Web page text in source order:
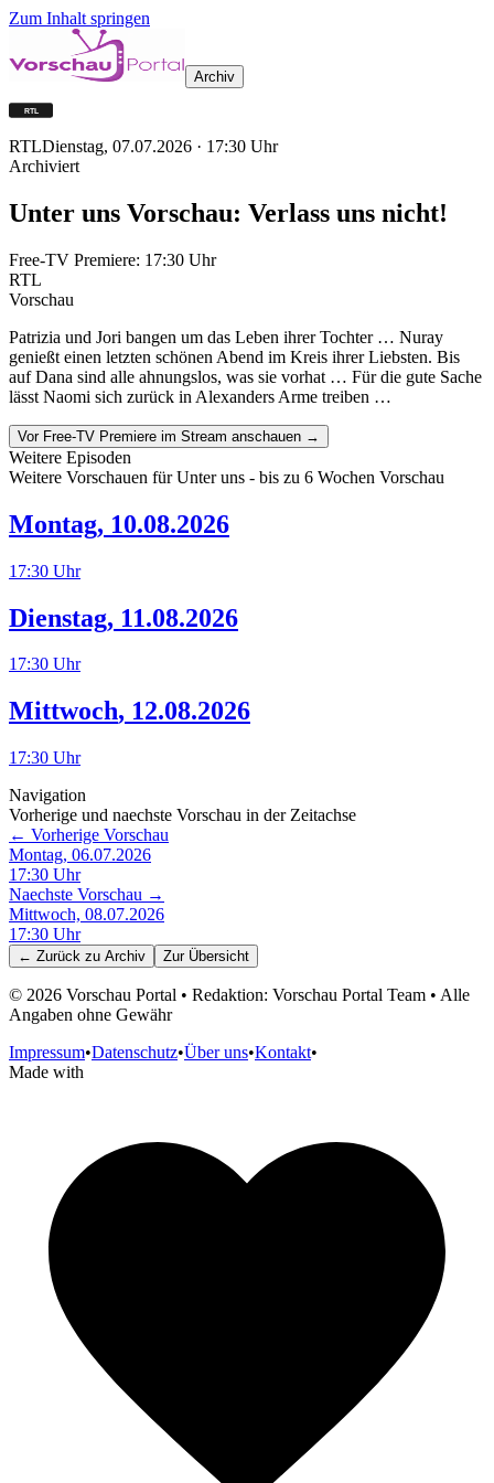
Zum Inhalt springen
Archiv
RTLDienstag, 07.07.2026 · 17:30 Uhr
Archiviert
Unter uns Vorschau: Verlass uns nicht!
Free-TV Premiere: 17:30 Uhr
RTL
Vorschau
Patrizia und Jori bangen um das Leben ihrer Tochter … Nuray
genießt einen letzten schönen Abend im Kreis ihrer Liebsten. Bis
auf Dana sind alle ahnungslos, was sie vorhat … Für die gute Sache
lässt Naomi sich zurück in Alexanders Arme treiben …
Vor Free-TV Premiere im Stream anschauen →
Weitere Episoden
Weitere Vorschauen fürUnter uns - bis zu 6 Wochen Vorschau
Montag, 10.08.2026
17:30 Uhr
Dienstag, 11.08.2026
17:30 Uhr
Mittwoch, 12.08.2026
17:30 Uhr
Navigation
Vorherige und naechste Vorschau in der Zeitachse
← Vorherige Vorschau
Montag, 06.07.2026
17:30 Uhr
Naechste Vorschau →
Mittwoch, 08.07.2026
17:30 Uhr
← Zurück zu Archiv Zur Übersicht
© 2026 Vorschau Portal • Redaktion: Vorschau Portal Team • Alle
Angaben ohne Gewähr
Impressum•Datenschutz•Über uns•Kontakt•
Made with